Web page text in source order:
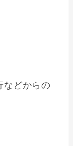
などからの